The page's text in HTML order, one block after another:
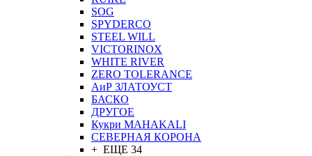
SOG
SPYDERCO
STEEL WILL
VICTORINOX
WHITE RIVER
ZERO TOLERANCE
АиР ЗЛАТОУСТ
БАСКО
ДРУГОЕ
Кукри MAHAKALI
СЕВЕРНАЯ КОРОНА
+ ЕЩЕ 34